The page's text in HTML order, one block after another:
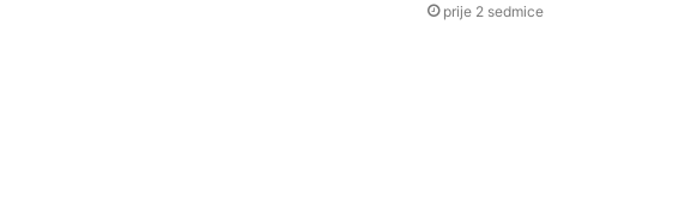
prije 2 sedmice